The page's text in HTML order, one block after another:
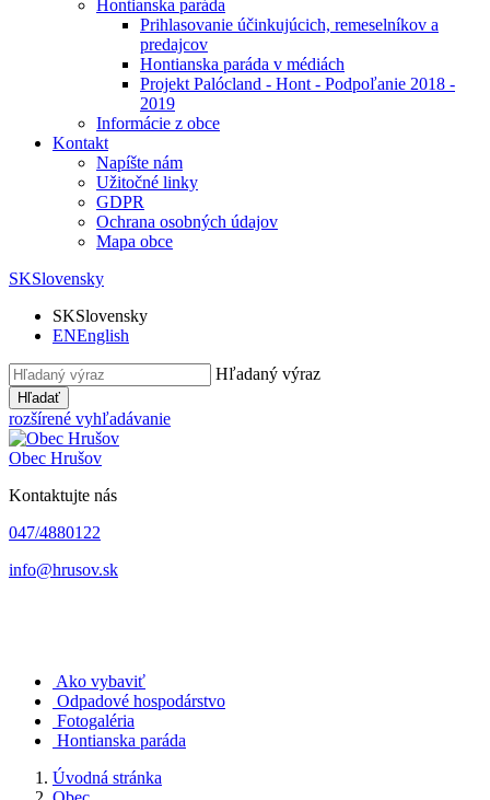
Hontianska paráda
Prihlasovanie účinkujúcich, remeselníkov a
predajcov
Hontianska paráda v médiách
Projekt Palócland - Hont - Podpoľanie 2018 -
2019
Informácie z obce
Kontakt
Napíšte nám
Užitočné linky
GDPR
Ochrana osobných údajov
Mapa obce
SKSlovensky
SKSlovensky
ENEnglish
Hľadaný výraz
Hľadať
rozšírené vyhľadávanie
Obec Hrušov
Kontaktujte nás
047/4880122
info@hrusov.sk
Ako vybaviť
Odpadové hospodárstvo
Fotogaléria
Hontianska paráda
Úvodná stránka